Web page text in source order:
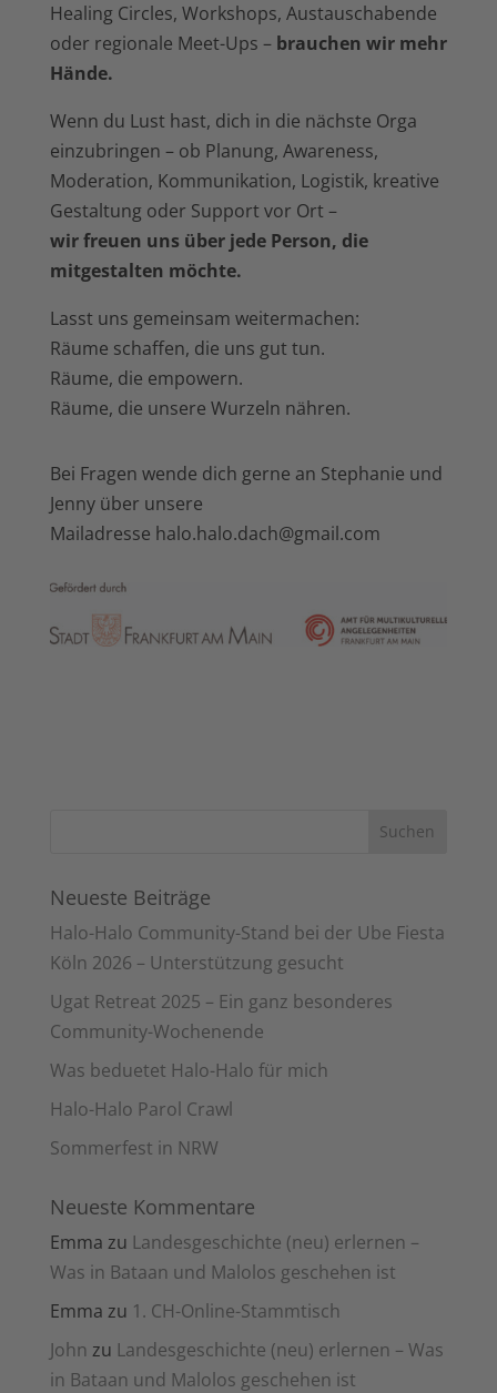
Healing Circles, Workshops, Austauschabende
oder regionale Meet-Ups – brauchen wir mehr
Hände.
Wenn du Lust hast, dich in die nächste Orga
einzubringen – ob Planung, Awareness,
Moderation, Kommunikation, Logistik, kreative
Gestaltung oder Support vor Ort –
wir freuen uns über jede Person, die
mitgestalten möchte.
Lasst uns gemeinsam weitermachen:
Räume schaffen, die uns gut tun.
Räume, die empowern.
Räume, die unsere Wurzeln nähren.
Bei Fragen wende dich gerne an Stephanie und
Jenny über unsere
Mailadresse halo.halo.dach@gmail.com
Neueste Beiträge
Halo-Halo Community-Stand bei der Ube Fiesta
Köln 2026 – Unterstützung gesucht
Ugat Retreat 2025 – Ein ganz besonderes
Community-Wochenende
Was beduetet Halo-Halo für mich
Halo-Halo Parol Crawl
Sommerfest in NRW
Neueste Kommentare
Emma zu Landesgeschichte (neu) erlernen –
Was in Bataan und Malolos geschehen ist
Emma zu 1. CH-Online-Stammtisch
John zu Landesgeschichte (neu) erlernen – Was
in Bataan und Malolos geschehen ist